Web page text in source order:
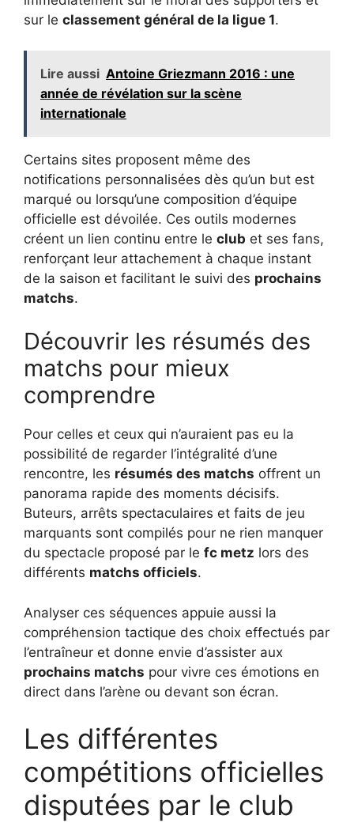
sur le classement général de la ligue 1.
Lire aussi Antoine Griezmann 2016 : une
année de révélation sur la scène
internationale
Certains sites proposent même des
notifications personnalisées dès qu’un but est
marqué ou lorsqu’une composition d’équipe
officielle est dévoilée. Ces outils modernes
créent un lien continu entre le club et ses fans,
renforçant leur attachement à chaque instant
de la saison et facilitant le suivi des prochains
matchs.
Découvrir les résumés des
matchs pour mieux
comprendre
Pour celles et ceux qui n’auraient pas eu la
possibilité de regarder l’intégralité d’une
rencontre, les résumés des matchs offrent un
panorama rapide des moments décisifs.
Buteurs, arrêts spectaculaires et faits de jeu
marquants sont compilés pour ne rien manquer
du spectacle proposé par le fc metz lors des
différents matchs officiels.
Analyser ces séquences appuie aussi la
compréhension tactique des choix effectués par
l’entraîneur et donne envie d’assister aux
prochains matchs pour vivre ces émotions en
direct dans l’arène ou devant son écran.
Les différentes
compétitions officielles
disputées par le club